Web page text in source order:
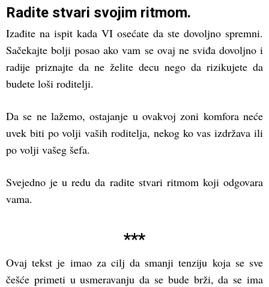
Radite stvari svojim ritmom.
Izađite na ispit kada VI osećate da ste dovoljno spremni.
Sačekajte bolji posao ako vam se ovaj ne sviđa dovoljno i
radije priznajte da ne želite decu nego da rizikujete da
budete loši roditelji.
Da se ne lažemo, ostajanje u ovakvoj zoni komfora neće
uvek biti po volji vaših roditelja, nekog ko vas izdržava ili
po volji vašeg šefa.
Svejedno je u redu da radite stvari ritmom koji odgovara
vama.
***
Ovaj tekst je imao za cilj da smanji tenziju koja se sve
češće primeti u usmeravanju da se bude brži, da se ima